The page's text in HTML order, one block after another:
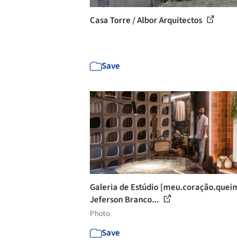
Casa Torre / Albor Arquitectos
Save
Galeria de Estúdio
Jeferson Branco...
Photo
Save